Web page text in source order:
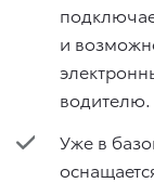
и
водителю.
Уже в